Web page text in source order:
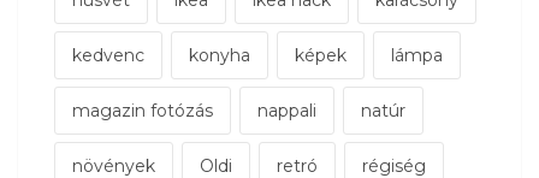
kedvenc konyha képek lámpa
magazin fotózás nappali natúr
növények Oldi retró régiség